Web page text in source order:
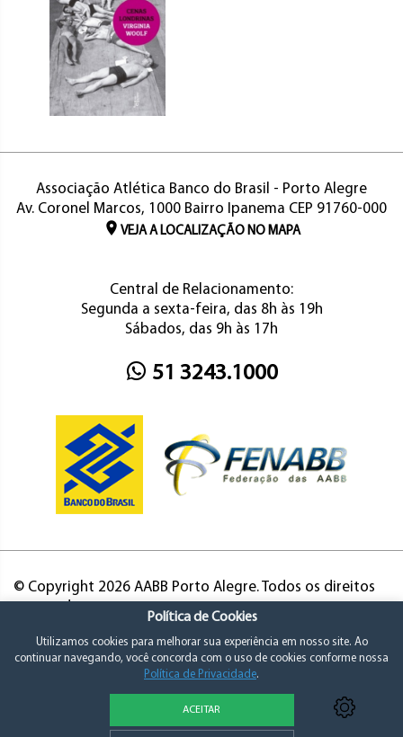
Associação Atlética Banco do Brasil - Porto Alegre
Av. Coronel Marcos, 1000 Bairro Ipanema CEP 91760-000
VEJA A LOCALIZAÇÃO NO MAPA
Central de Relacionamento:
Segunda a sexta-feira, das 8h às 19h
Sábados, das 9h às 17h
51 3243.1000
© Copyright 2026 AABB Porto Alegre. Todos os direitos
Política de Cookies
Utilizamos cookies para melhorar sua experiência em nosso site. Ao
continuar navegando, você concorda com o uso de cookies conforme nossa
Política de Privacidade.
ACEITAR